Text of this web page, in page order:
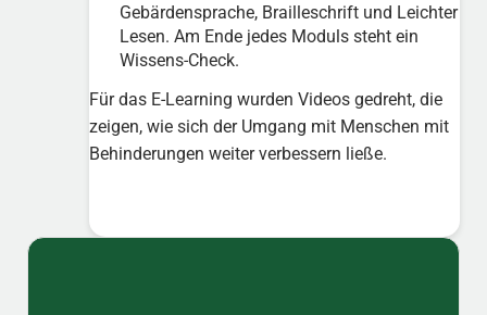
Gebärdensprache, Brailleschrift und Leichter
Lesen. Am Ende jedes Moduls steht ein
Wissens-Check.
Für das E-Learning wurden Videos gedreht, die
zeigen, wie sich der Umgang mit Menschen mit
Behinderungen weiter verbessern ließe.
Sidebar